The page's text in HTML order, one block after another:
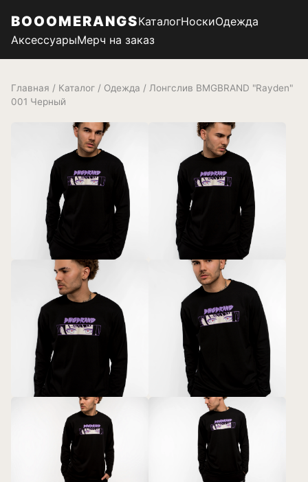
BOOOMERANGSКаталогНоскиОдежда
АксессуарыМерч на заказ
Главная / Каталог / Одежда / Лонгслив BMGBRAND "Rayden"
001 Черный